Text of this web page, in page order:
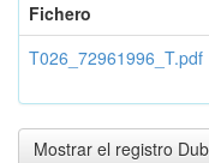
Fichero
T026_72961996_T.pdf
Mostrar el registro